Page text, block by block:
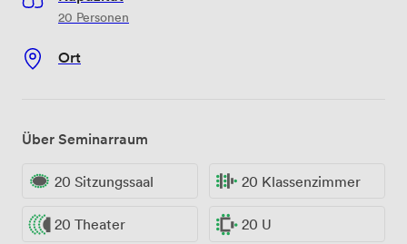
20 Personen
Ort
Über Seminarraum
20 Sitzungssaal 20 Klassenzimmer
20 Theater 20 U